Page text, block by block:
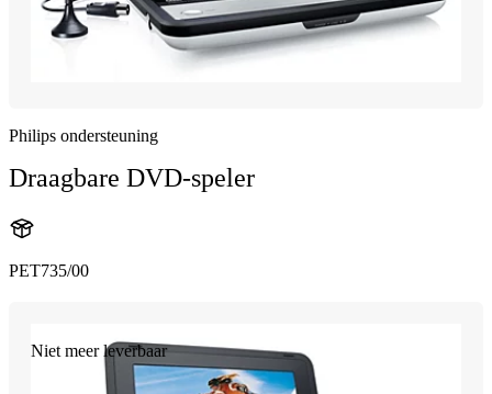
Philips ondersteuning
Draagbare DVD-speler
PET735/00
Niet meer leverbaar